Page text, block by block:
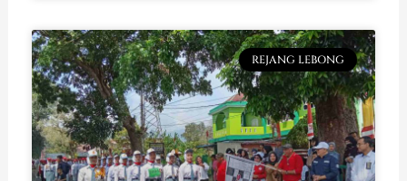
REJANG LEBONG